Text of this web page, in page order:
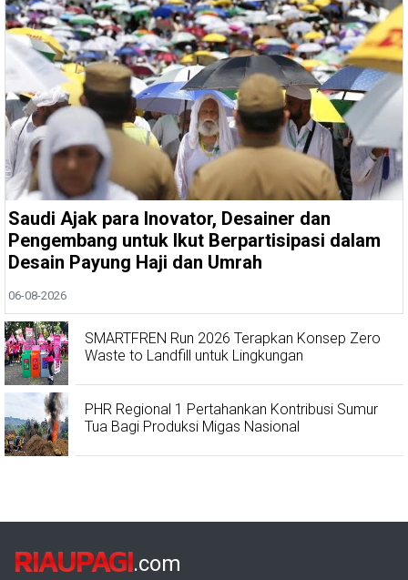
Saudi Ajak para Inovator, Desainer dan
Pengembang untuk Ikut Berpartisipasi dalam
Desain Payung Haji dan Umrah
06-08-2026
SMARTFREN Run 2026 Terapkan Konsep Zero
Waste to Landfill untuk Lingkungan
PHR Regional 1 Pertahankan Kontribusi Sumur
Tua Bagi Produksi Migas Nasional
RIAUPAGI.com